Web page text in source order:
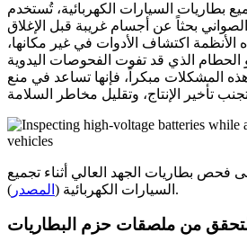
بطاريات السيارات الكهربائية، تُستخدم
بحثاً عن أجسام غريبة قبل الإغلاق
الأنظمة اكتشاف الأدوات في غير مكانها،
الحطام الذي قد تفوت الفحوصات اليدوية
المشكلات مبكراً، فإنها تساعد في منع
على فحص بطاريات الجهد العالي أثناء تجميع
السيارات الكهربائية ( المصدر ).
من ملصقات حزم البطاريات